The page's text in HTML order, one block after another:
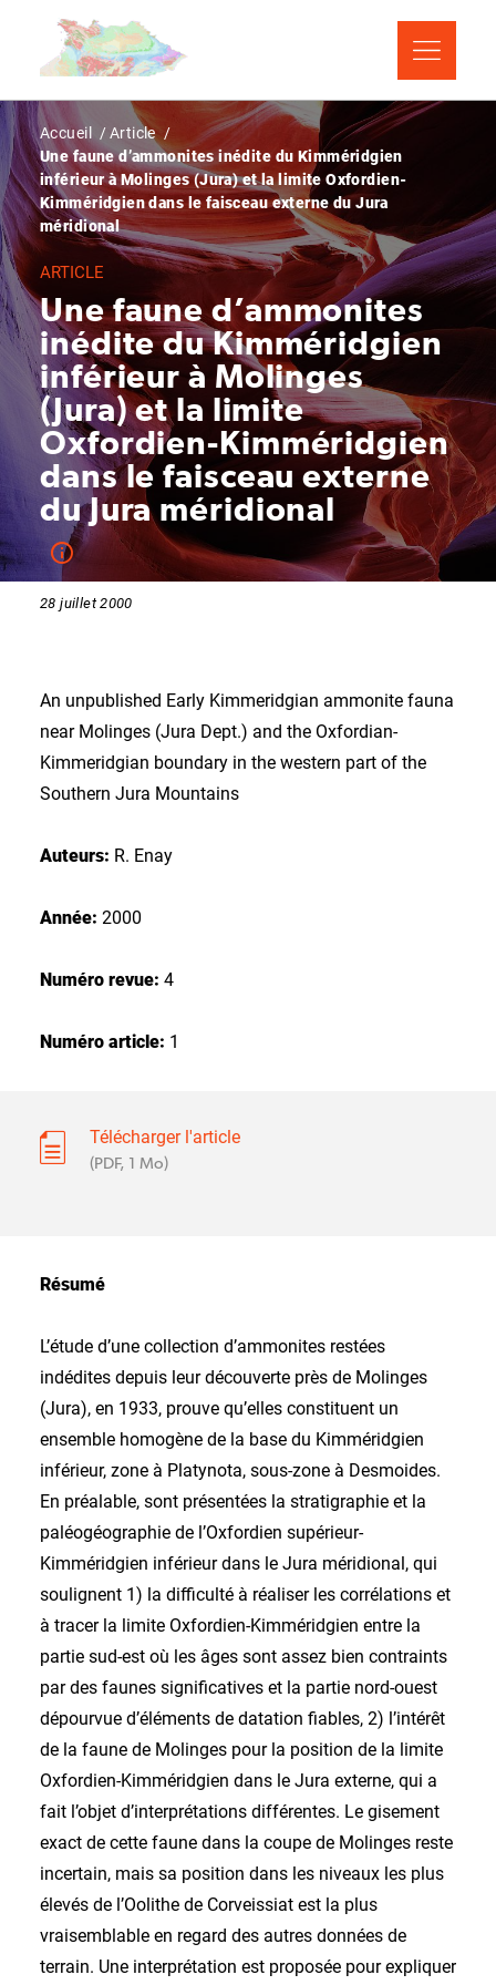
contenu
Fil
d'Ariane
Accueil
Article
Une faune d’ammonites inédite du Kimméridgien
inférieur à Molinges (Jura) et la limite Oxfordien-
Kimméridgien dans le faisceau externe du Jura
méridional
ARTICLE
Une faune d’ammonites
inédite du Kimméridgien
inférieur à Molinges
(Jura) et la limite
Oxfordien-Kimméridgien
dans le faisceau externe
du Jura méridional
28 juillet 2000
An unpublished Early Kimmeridgian ammonite fauna
near Molinges (Jura Dept.) and the Oxfordian-
Kimmeridgian boundary in the western part of the
Southern Jura Mountains
Auteurs: R. Enay
Année: 2000
Numéro revue: 4
Numéro article: 1
Télécharger l'article
(PDF, 1 Mo)
Résumé
L’étude d’une collection d’ammonites restées
indédites depuis leur découverte près de Molinges
(Jura), en 1933, prouve qu’elles constituent un
ensemble homogène de la base du Kimméridgien
inférieur, zone à Platynota, sous-zone à Desmoides.
En préalable, sont présentées la stratigraphie et la
paléogéographie de l’Oxfordien supérieur-
Kimméridgien inférieur dans le Jura méridional, qui
soulignent 1) la difficulté à réaliser les corrélations et
à tracer la limite Oxfordien-Kimméridgien entre la
partie sud-est où les âges sont assez bien contraints
par des faunes significatives et la partie nord-ouest
dépourvue d’éléments de datation fiables, 2) l’intérêt
de la faune de Molinges pour la position de la limite
Oxfordien-Kimméridgien dans le Jura externe, qui a
fait l’objet d’interprétations différentes. Le gisement
exact de cette faune dans la coupe de Molinges reste
incertain, mais sa position dans les niveaux les plus
élevés de l’Oolithe de Corveissiat est la plus
vraisemblable en regard des autres données de
terrain. Une interprétation est proposée pour expliquer